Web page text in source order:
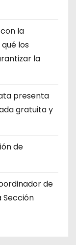
la
los
la
presenta
gratuita y
de
de
Sección